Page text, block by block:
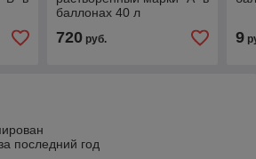
баллонах 40 л
720руб. 9
последний год